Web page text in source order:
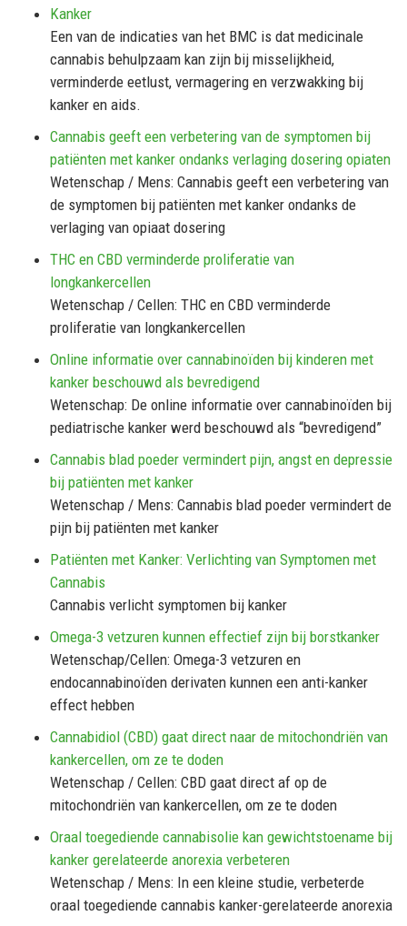
Kanker
Een van de indicaties van het BMC is dat medicinale
cannabis behulpzaam kan zijn bij misselijkheid,
verminderde eetlust, vermagering en verzwakking bij
kanker en aids.
Cannabis geeft een verbetering van de symptomen bij
patiënten met kanker ondanks verlaging dosering opiaten
Wetenschap / Mens: Cannabis geeft een verbetering van
de symptomen bij patiënten met kanker ondanks de
verlaging van opiaat dosering
THC en CBD verminderde proliferatie van
longkankercellen
Wetenschap / Cellen: THC en CBD verminderde
proliferatie van longkankercellen
Online informatie over cannabinoïden bij kinderen met
kanker beschouwd als bevredigend
Wetenschap: De online informatie over cannabinoïden bij
pediatrische kanker werd beschouwd als “bevredigend”
Cannabis blad poeder vermindert pijn, angst en depressie
bij patiënten met kanker
Wetenschap / Mens: Cannabis blad poeder vermindert de
pijn bij patiënten met kanker
Patiënten met Kanker: Verlichting van Symptomen met
Cannabis
Cannabis verlicht symptomen bij kanker
Omega-3 vetzuren kunnen effectief zijn bij borstkanker
Wetenschap/Cellen: Omega-3 vetzuren en
endocannabinoïden derivaten kunnen een anti-kanker
effect hebben
Cannabidiol (CBD) gaat direct naar de mitochondriën van
kankercellen, om ze te doden
Wetenschap / Cellen: CBD gaat direct af op de
mitochondriën van kankercellen, om ze te doden
Oraal toegediende cannabisolie kan gewichtstoename bij
kanker gerelateerde anorexia verbeteren
Wetenschap / Mens: In een kleine studie, verbeterde
oraal toegediende cannabis kanker-gerelateerde anorexia